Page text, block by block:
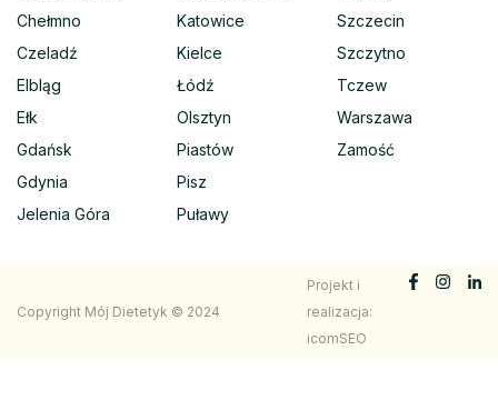
Chełmno
Czeladź
Elbląg
Ełk
Gdańsk
Gdynia
Jelenia Góra
Katowice
Kielce
Łódź
Olsztyn
Piastów
Pisz
Puławy
Szczecin
Szczytno
Tczew
Warszawa
Zamość
Copyright Mój Dietetyk © 2024
Projekt i
realizacja:
icomSEO